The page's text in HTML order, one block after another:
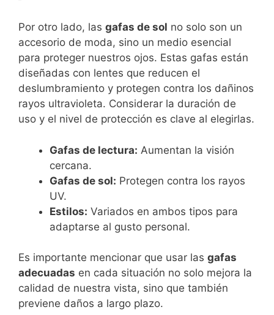
Por otro lado, las gafas de sol no solo son un
accesorio de moda, sino un medio esencial
para proteger nuestros ojos. Estas gafas están
diseñadas con lentes que reducen el
deslumbramiento y protegen contra los dañinos
rayos ultravioleta. Considerar la duración de
uso y el nivel de protección es clave al elegirlas.
Gafas de lectura: Aumentan la visión
cercana.
Gafas de sol: Protegen contra los rayos
UV.
Estilos: Variados en ambos tipos para
adaptarse al gusto personal.
Es importante mencionar que usar las gafas
adecuadas en cada situación no solo mejora la
calidad de nuestra vista, sino que también
previene daños a largo plazo.